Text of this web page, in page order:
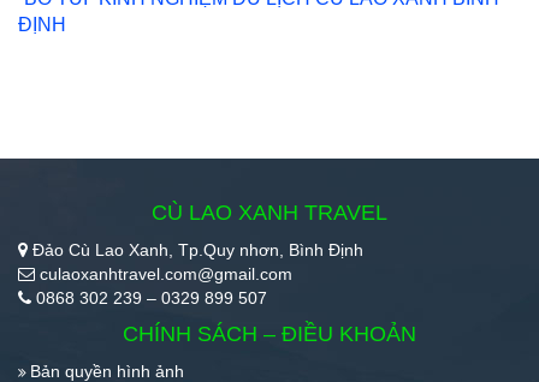
ĐỊNH
CÙ LAO XANH TRAVEL
Đảo Cù Lao Xanh, Tp.Quy nhơn, Bình Định
culaoxanhtravel.com@gmail.com
0868 302 239 – 0329 899 507
CHÍNH SÁCH – ĐIỀU KHOẢN
Bản quyền hình ảnh